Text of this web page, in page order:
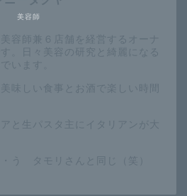
美容師
容師兼６店舗を経営するオーナ
。日々美容の研究と綺麗になる
います。
味しい食事とお酒で楽しい時間
と生パスタ主にイタリアンが大
・う タモリさんと同じ（笑）